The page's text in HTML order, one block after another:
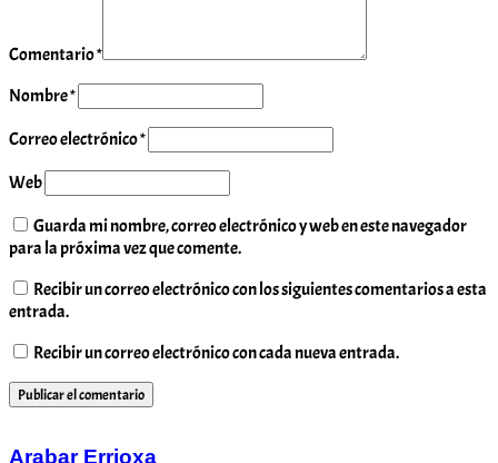
Comentario*
Nombre*
Correo electrónico*
Web
Guarda mi nombre, correo electrónico y web en este navegador
para la próxima vez que comente.
Recibir un correo electrónico con los siguientes comentarios a esta
entrada.
Recibir un correo electrónico con cada nueva entrada.
Arabar Errioxa